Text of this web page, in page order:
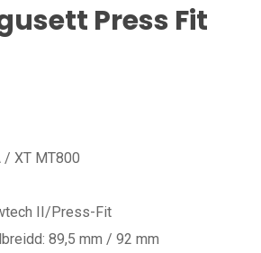
Press Fit
/ XT MT800
II/Press-Fit
89,5 mm / 92 mm